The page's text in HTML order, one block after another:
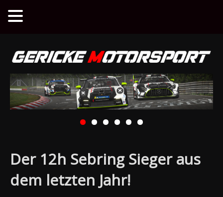
Der 12h Sebring Sieger aus
dem letzten Jahr!